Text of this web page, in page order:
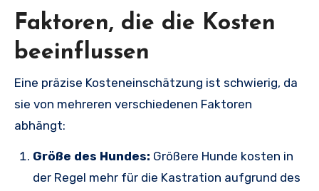
Faktoren, die die Kosten
beeinflussen
Eine präzise Kosteneinschätzung ist schwierig, da
sie von mehreren verschiedenen Faktoren
abhängt:
Größe des Hundes: Größere Hunde kosten in
der Regel mehr für die Kastration aufgrund des